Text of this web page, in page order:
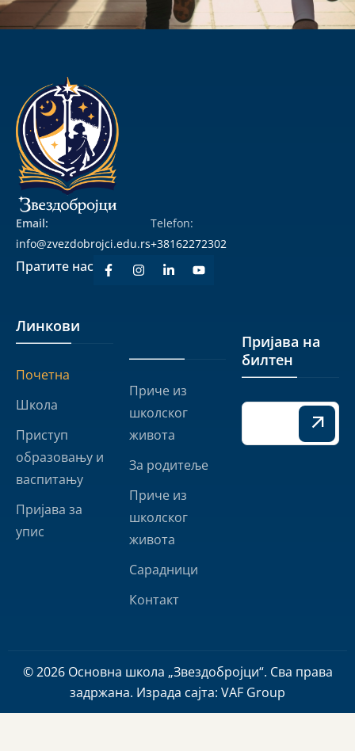
Email:
info@zvezdobrojci.edu.rs
Telefon:
+38162272302
Пратите нас
Линкови
Почетна
Школа
Приступ
образовању и
васпитању
Пријава за
упис
Приче из
школског
живота
За родитеље
Приче из
школског
живота
Сарадници
Контакт
Пријава на
билтен
© 2026 Основна школа „Звездобројци“. Сва права
задржана. Израда сајта: VAF Group